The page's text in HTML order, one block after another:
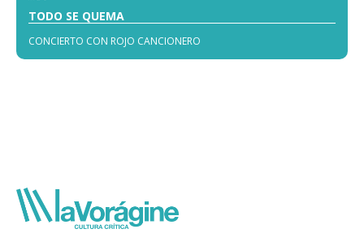
TODO SE QUEMA
CONCIERTO CON ROJO CANCIONERO